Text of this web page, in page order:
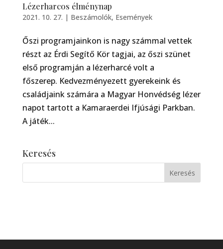
Lézerharcos élménynap
2021. 10. 27. | Beszámolók, Események
Őszi programjainkon is nagy számmal vettek
részt az Érdi Segítő Kör tagjai, az őszi szünet
első programján a lézerharcé volt a
főszerep. Kedvezményezett gyerekeink és
családjaink számára a Magyar Honvédség lézer
napot tartott a Kamaraerdei Ifjúsági Parkban.
A játék...
Keresés